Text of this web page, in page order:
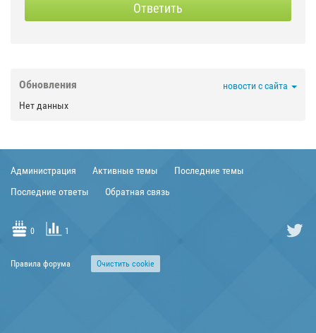




Ответить
Обновления
новости с сайта
Нет данных
Администрация Активные темы
Последние темы
Последние ответы
Обратная связь
0 1
Правила форума Очиcтить cookie